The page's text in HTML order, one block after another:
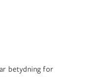
betydning for